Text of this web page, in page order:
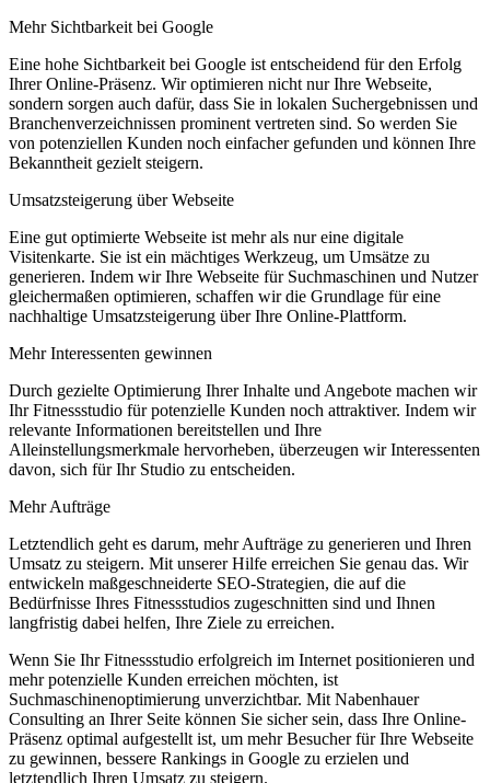
Mehr Sichtbarkeit bei Google
Eine hohe Sichtbarkeit bei Google ist entscheidend für den Erfolg
Ihrer Online-Präsenz. Wir optimieren nicht nur Ihre Webseite,
sondern sorgen auch dafür, dass Sie in lokalen Suchergebnissen und
Branchenverzeichnissen prominent vertreten sind. So werden Sie
von potenziellen Kunden noch einfacher gefunden und können Ihre
Bekanntheit gezielt steigern.
Umsatzsteigerung über Webseite
Eine gut optimierte Webseite ist mehr als nur eine digitale
Visitenkarte. Sie ist ein mächtiges Werkzeug, um Umsätze zu
generieren. Indem wir Ihre Webseite für Suchmaschinen und Nutzer
gleichermaßen optimieren, schaffen wir die Grundlage für eine
nachhaltige Umsatzsteigerung über Ihre Online-Plattform.
Mehr Interessenten gewinnen
Durch gezielte Optimierung Ihrer Inhalte und Angebote machen wir
Ihr Fitnessstudio für potenzielle Kunden noch attraktiver. Indem wir
relevante Informationen bereitstellen und Ihre
Alleinstellungsmerkmale hervorheben, überzeugen wir Interessenten
davon, sich für Ihr Studio zu entscheiden.
Mehr Aufträge
Letztendlich geht es darum, mehr Aufträge zu generieren und Ihren
Umsatz zu steigern. Mit unserer Hilfe erreichen Sie genau das. Wir
entwickeln maßgeschneiderte SEO-Strategien, die auf die
Bedürfnisse Ihres Fitnessstudios zugeschnitten sind und Ihnen
langfristig dabei helfen, Ihre Ziele zu erreichen.
Wenn Sie Ihr Fitnessstudio erfolgreich im Internet positionieren und
mehr potenzielle Kunden erreichen möchten, ist
Suchmaschinenoptimierung unverzichtbar. Mit Nabenhauer
Consulting an Ihrer Seite können Sie sicher sein, dass Ihre Online-
Präsenz optimal aufgestellt ist, um mehr Besucher für Ihre Webseite
zu gewinnen, bessere Rankings in Google zu erzielen und
letztendlich Ihren Umsatz zu steigern.